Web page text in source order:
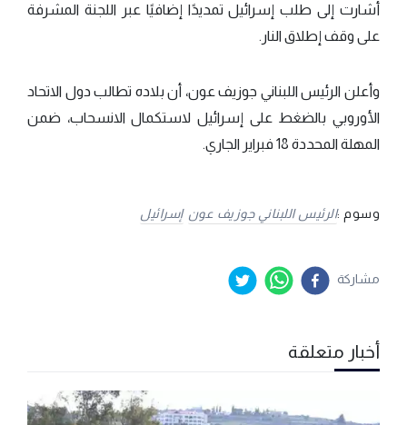
أشارت إلى طلب إسرائيل تمديدًا إضافيًا عبر اللجنة المشرفة
على وقف إطلاق النار.
وأعلن الرئيس اللبناني جوزيف عون، أن بلاده تطالب دول الاتحاد
الأوروبي بالضغط على إسرائيل لاستكمال الانسحاب، ضمن
المهلة المحددة 18 فبراير الجاري.
وسوم :الرئيس اللبناني جوزيف عون إسرائيل
مشاركة
أخبار متعلقة